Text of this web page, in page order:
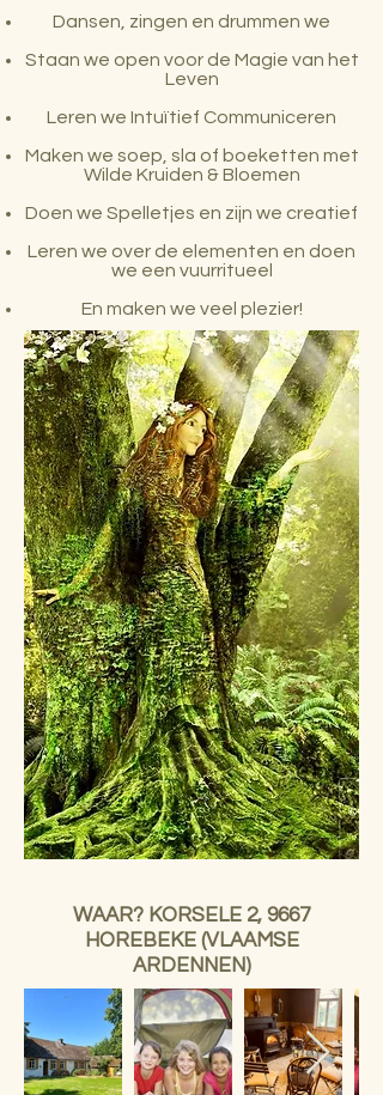
Dansen, zingen en drummen we
Staan we open voor de Magie van het
Leven
Leren we Intuïtief Communiceren
Maken we soep, sla of boeketten met
Wilde Kruiden & Bloemen
Doen we Spelletjes en zijn we creatief
Leren we over de elementen en doen
we een vuurritueel
En maken we veel plezier!
WAAR? KORSELE 2, 9667
HOREBEKE (VLAAMSE
ARDENNEN)